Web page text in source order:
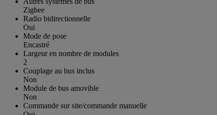
Zigbee
Radio bidirectionnelle
Oui
Mode de pose
Encastré
Largeur en nombre de modules
2
Couplage au bus inclus
Non
Module de bus amovible
Non
Commande sur site/commande manuelle